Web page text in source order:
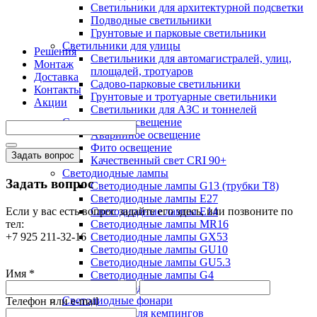
Светильники для архитектурной подсветки
Подводные светильники
Грунтовые и парковые светильники
Светильники для улицы
Светильники для автомагистралей, улиц,
площадей, тротуаров
Садово-парковые светильники
Грунтовые и тротуарные светильники
Светильники для АЗС и тоннелей
Специальное освещение
Аварийное освещение
Фито освещение
Качественный свет CRI 90+
Светодиодные лампы
Светодиодные лампы G13 (трубки T8)
Светодиодные лампы Е27
Светодиодные лампы Е14
Светодиодные лампы MR16
Светодиодные лампы GX53
Светодиодные лампы GU10
Светодиодные лампы GU5.3
Светодиодные лампы G4
Светодиодные лампы G9
Светодиодные фонари
Фонари для кемпингов
Решения
Монтаж
Доставка
Контакты
Акции
Задать вопрос
Задать вопрос
Если у вас есть вопрос задайте его здесь, или позвоните по
тел:
+7 925 211-32-16
Имя *
Телефон или e-mail